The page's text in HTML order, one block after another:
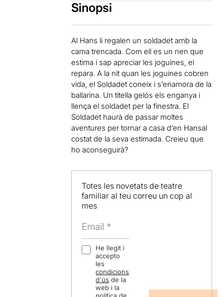
Sinopsi
Al Hans li regalen un soldadet amb la
cama trencada. Com ell es un nen que
estima i sap apreciar les joguines, el
repara. A la nit quan les joguines cobren
vida, el Soldadet coneix i s’enamora de la
ballarina. Un titella gelós els enganya i
llença el soldadet per la finestra. El
Soldadet haurà de passar moltes
aventures per tornar a casa d’en Hansal
costat de la seva estimada. Creieu que
ho aconseguirà?
Totes les novetats de teatre
familiar al teu correu un cop al
mes
He llegit i
accepto
les
condicions
d'ús de la
web i la